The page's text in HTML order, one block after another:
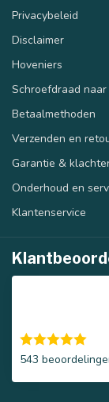
Privacybeleid
Disclaimer
Hoveniers
Schroefdraad
Betaalmethoden
Verzenden en
Garantie &
Onderhoud en
Klantenservice
543